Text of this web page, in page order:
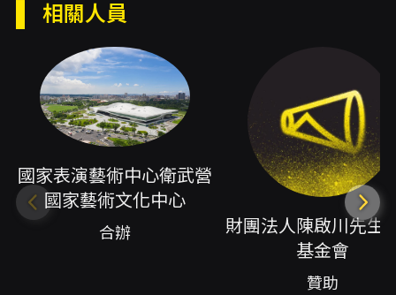
合辦國家表演藝術中心衛武營國家藝術文化中
心、贊助財團法人陳啟川先生文教基金會、贊助
財團法人瑞儀教育基金會、計畫支持榮耀基金會
X 文化內容策進院「讀劇匯—2024 音樂劇創投
媒合平台」、計畫支持文化部「推動表演藝術青
少年節目開發計畫」、製作人詹喆雅、故事原創
簡莉穎、劇本監修簡莉穎、編劇陳健星、歌詞台
陳健星、編劇李念潔、作曲暨編曲張清彥、歌詞
中張清彥、音樂執導張清彥、日語協力蔡馥伃、
相關人員
國家表演藝術中心衛武營
國家藝術文化中心
合辦
財團法人陳啟川先生
基金會
贊助